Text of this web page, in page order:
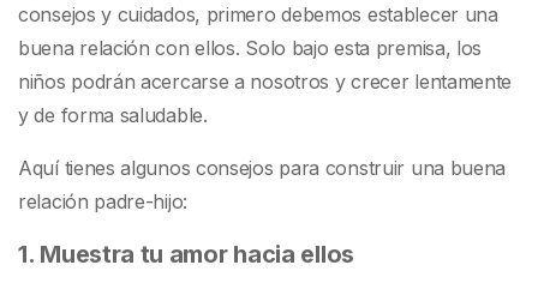
consejos y cuidados, primero debemos establecer una
buena relación con ellos. Solo bajo esta premisa, los
niños podrán acercarse a nosotros y crecer lentamente
y de forma saludable.
Aquí tienes algunos consejos para construir una buena
relación padre-hijo:
1. Muestra tu amor hacia ellos